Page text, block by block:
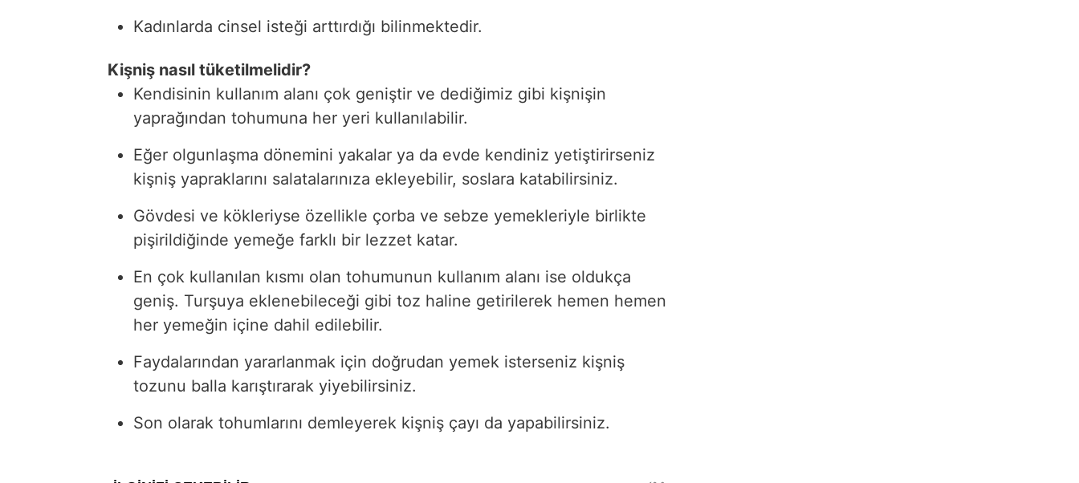
Kadınlarda cinsel isteği arttırdığı bilinmektedir.
Kişniş nasıl tüketilmelidir?
Kendisinin kullanım alanı çok geniştir ve dediğimiz gibi kişnişin
yaprağından tohumuna her yeri kullanılabilir.
Eğer olgunlaşma dönemini yakalar ya da evde kendiniz yetiştirirseniz
kişniş yapraklarını salatalarınıza ekleyebilir, soslara katabilirsiniz.
Gövdesi ve kökleriyse özellikle çorba ve sebze yemekleriyle birlikte
pişirildiğinde yemeğe farklı bir lezzet katar.
En çok kullanılan kısmı olan tohumunun kullanım alanı ise oldukça
geniş. Turşuya eklenebileceği gibi toz haline getirilerek hemen hemen
her yemeğin içine dahil edilebilir.
Faydalarından yararlanmak için doğrudan yemek isterseniz kişniş
tozunu balla karıştırarak yiyebilirsiniz.
Son olarak tohumlarını demleyerek kişniş çayı da yapabilirsiniz.